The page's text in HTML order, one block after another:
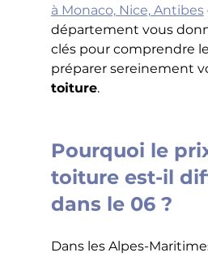
à Monaco, Nice, Antibes
département vous
clés pour comprendre
préparer sereinement
toiture.
Pourquoi le
toiture est-il
dans le 06 ?
Dans les Alpes-